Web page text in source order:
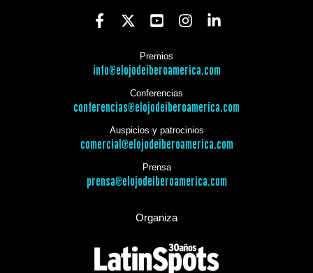
Premios
info@elojodeiberoamerica.com
Conferencias
conferencias@elojodeiberoamerica.com
Auspicios y patrocinios
comercial@elojodeiberoamerica.com
Prensa
prensa@elojodeiberoamerica.com
Organiza